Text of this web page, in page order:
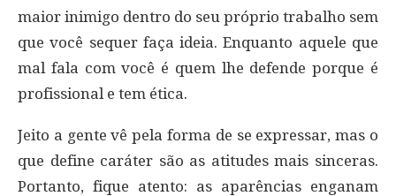
maior inimigo dentro do seu próprio trabalho sem
que você sequer faça ideia. Enquanto aquele que
mal fala com você é quem lhe defende porque é
profissional e tem ética.
Jeito a gente vê pela forma de se expressar, mas o
que define caráter são as atitudes mais sinceras.
Portanto, fique atento: as aparências enganam